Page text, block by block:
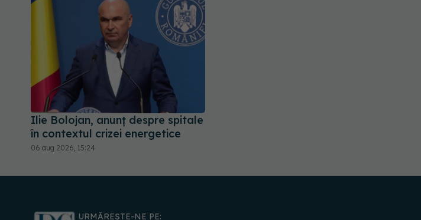
Ilie Bolojan, anunț despre spitale
în contextul crizei energetice
06 aug 2026, 15:24
URMĂREȘTE-NE PE: